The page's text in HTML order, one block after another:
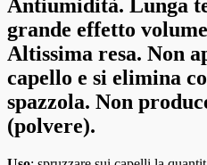
Antiumidità. Lunga
grande effetto
Altissima resa. Non
capello e si elimina
spazzola. Non
(polvere).